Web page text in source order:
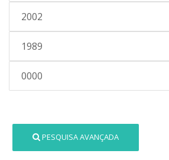
2002
1989
0000
PESQUISA AVANÇADA